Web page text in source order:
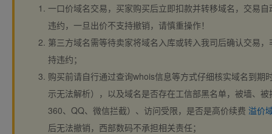
一口价域名交易，买家购买后立即扣款并转移域名，交易
违约，一旦出价不支持撤销，请慎重操作！
第三方域名需等待卖家将域名入库或转入我司后确认交易
持违约；
购买前请自行通过查询whois信息等方式仔细核实域名到期
示无法解析），以及域名是否存在工信部黑名单，被墙、
360、QQ、微信拦截）、访问受限，是否是高价续费 溢价
后无法撤销，西部数码不承担相关责任；